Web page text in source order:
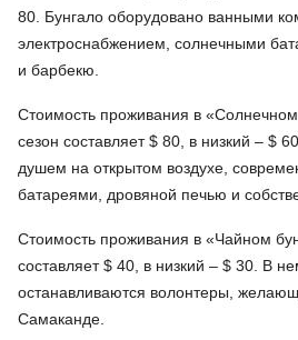
80. Бунгало оборудовано ванными
электроснабжением, солнечными
и барбекю.
Стоимость проживания в
сезон составляет $ 80, в низкий – $
душем на открытом воздухе,
батареями, дровяной печью и
Стоимость проживания в «Чайном
составляет $ 40, в низкий – $ 30. В
останавливаются волонтеры,
Самаканде.